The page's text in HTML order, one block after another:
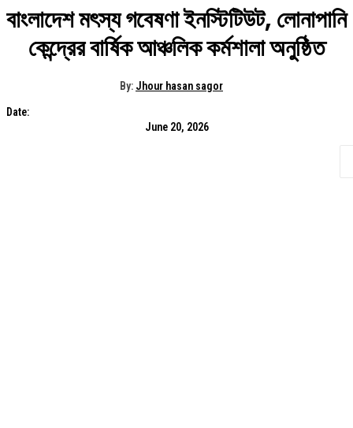
বাংলাদেশ মৎস্য গবেষণা ইনস্টিটিউট, লোনাপানি
কেন্দ্রের বার্ষিক আঞ্চলিক কর্মশালা অনুষ্ঠিত
By: Jhour hasan sagor
Date:
June 20, 2026